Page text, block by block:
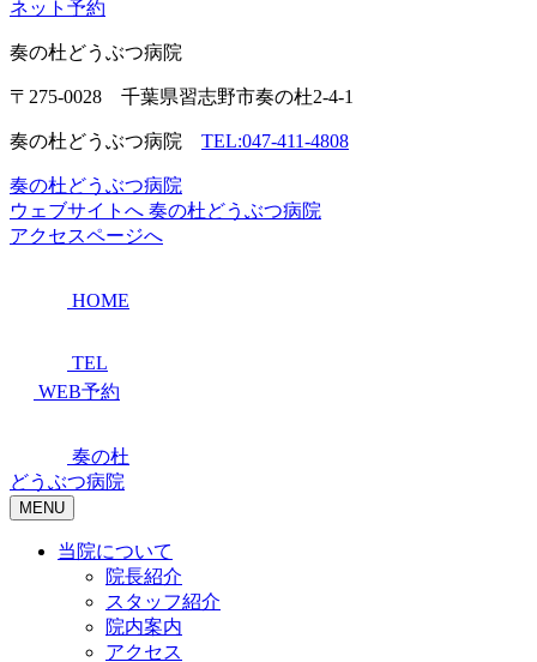
ネット予約
奏の杜どうぶつ病院
〒275-0028 千葉県習志野市奏の杜2-4-1
奏の杜どうぶつ病院 TEL:047-411-4808
奏の杜どうぶつ病院
ウェブサイトへ 奏の杜どうぶつ病院
アクセスページへ
HOME
TEL
WEB予約
奏の杜
どうぶつ病院
MENU
当院について
院長紹介
スタッフ紹介
院内案内
アクセス